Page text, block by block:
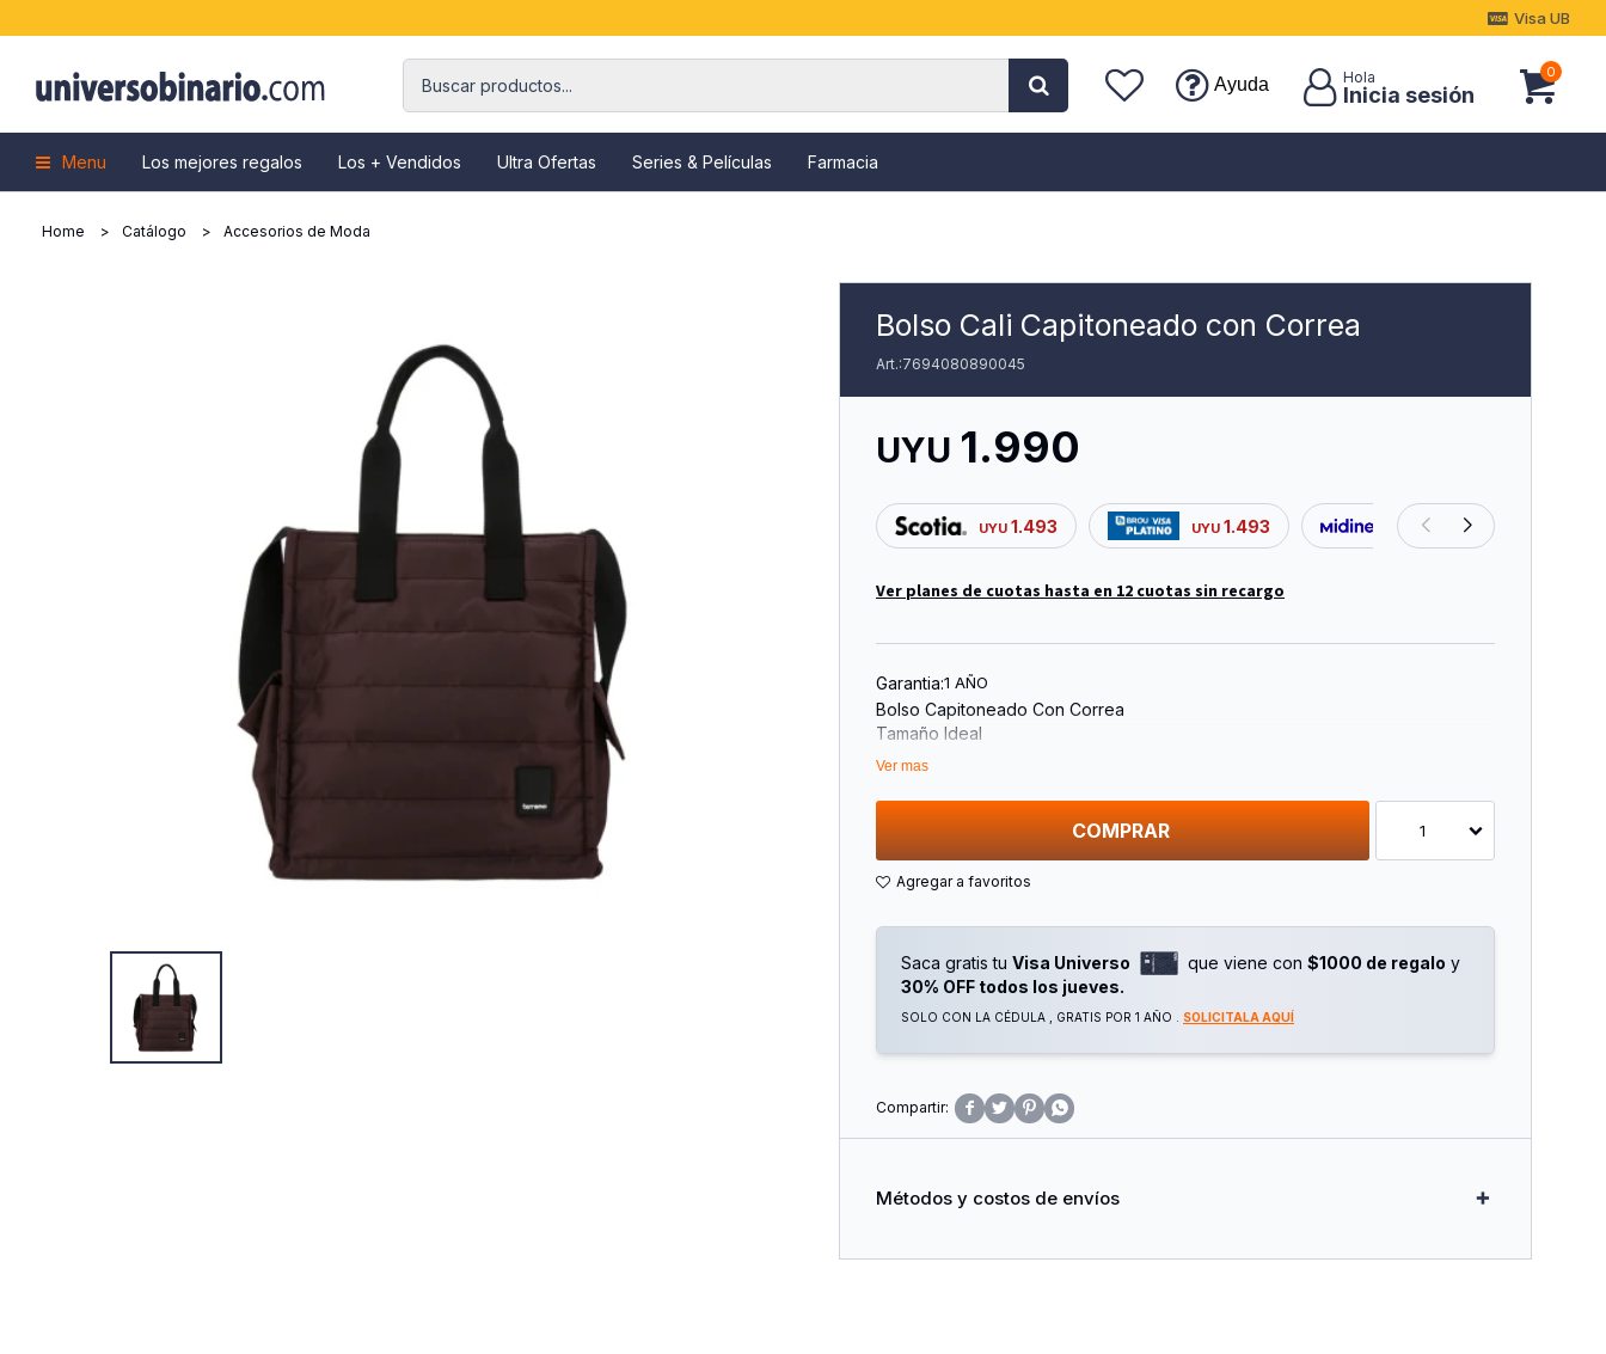
Menu Los mejores regalos Los + Vendidos Ultra Ofertas Series & Películas Farmacia
Ayuda
0
Visa UB
Home Catálogo Accesorios de Moda
Bolso Cali Capitoneado con Correa
7694080890045
UYU 1.990
UYU 1.493 UYU 1.493 UYU 1.690
Ver planes de cuotas hasta en 12 cuotas sin recargo
Garantia:1 AÑO
Bolso Capitoneado Con Correa
Tamaño Ideal
Bolsillos Laterales
Alto: 32cm
Fuelle (Profundidad): 14cm.
Ver mas
COMPRAR 1
Saca gratis tu Visa Universo que viene con $1000 de regalo y
30% OFF todos los jueves.
SOLO CON LA CÉDULA , GRATIS POR 1 AÑO . SOLICITALA AQUÍ
   
Métodos y costos de envíos